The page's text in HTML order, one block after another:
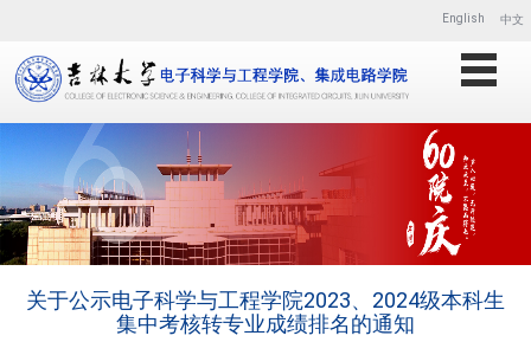
English 中文
关于公示电子科学与工程学院2023、2024级本科生
集中考核转专业成绩排名的通知